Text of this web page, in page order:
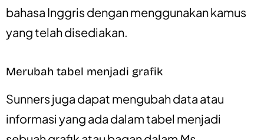
bahasa Inggris dengan menggunakan kamus
yang telah disediakan.
Merubah tabel menjadi grafik
Sunners juga dapat mengubah data atau
informasi yang ada dalam tabel menjadi